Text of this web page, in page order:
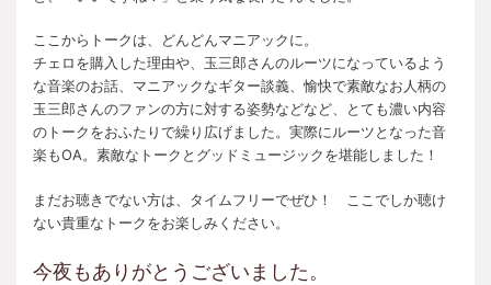
ここからトークは、どんどんマニアックに。
チェロを購入した理由や、玉三郎さんのルーツになっているよう
な音楽のお話、マニアックなギター談義、愉快で素敵なお人柄の
玉三郎さんのファンの方に対する姿勢などなど、とても濃い内容
のトークをおふたりで繰り広げました。実際にルーツとなった音
楽もOA。素敵なトークとグッドミュージックを堪能しました！
まだお聴きでない方は、タイムフリーでぜひ！ ここでしか聴け
ない貴重なトークをお楽しみください。
今夜もありがとうございました。